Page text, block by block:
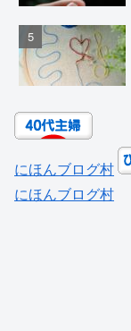
にほんブログ村
にほんブログ村